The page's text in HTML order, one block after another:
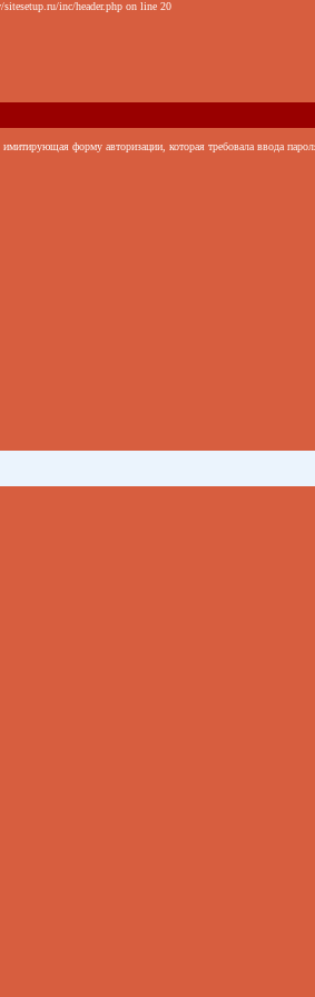
inc/header.php on line 20
форму авторизации, которая требовала ввода